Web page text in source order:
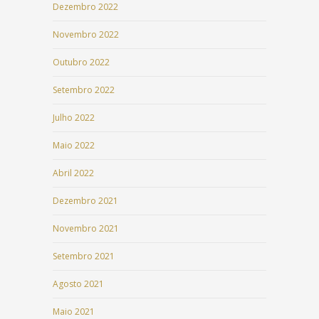
Dezembro 2022
Novembro 2022
Outubro 2022
Setembro 2022
Julho 2022
Maio 2022
Abril 2022
Dezembro 2021
Novembro 2021
Setembro 2021
Agosto 2021
Maio 2021